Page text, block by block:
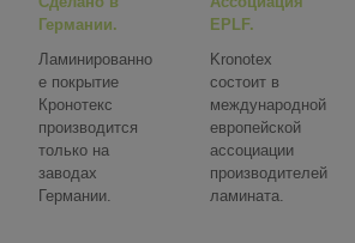
Германии.
Ламинированно
е покрытие
Кронотекс
производится
только на
заводах
Германии.
EPLF.
Kronotex
состоит в
международной
европейской
ассоциации
производителей
ламината.